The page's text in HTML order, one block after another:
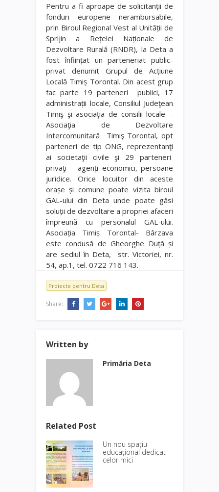
Pentru a fi aproape de solicitanții de
fonduri europene nerambursabile,
prin Biroul Regional Vest al Unității de
Sprijin a Rețelei Naționale de
Dezvoltare Rurală (RNDR), la Deta a
fost înființat un parteneriat public-
privat denumit Grupul de Acțiune
Locală Timiș Torontal. Din acest grup
fac parte 19 parteneri
publici, 17
administrații locale, Consiliul Judeţean
Timiş şi asociaţia de consilii locale –
Asociaţia de Dezvoltare
Intercomunitară
Timiş Torontal, opt
parteneri de tip ONG, reprezentanţi
ai societaţii civile şi 29 parteneri
privaţi – agenți economici, persoane
juridice.Orice locuitor din aceste
orașe și comune poate vizita biroul
GAL-ului din Deta unde poate găsi
soluții de dezvoltare a propriei afaceri
împreună cu personalul GAL-ului.
Asociația Timiș Torontal- Bârzava
este condusă de Gheorghe Duță și
are sediul în Deta,
str. Victoriei, nr.
54, ap.1, tel. 0722 716 143.
Proiecte pentru Deta
Share:
Written by
Primăria Deta
Related Post
Un nou spațiu
educațional dedicat
celor mici